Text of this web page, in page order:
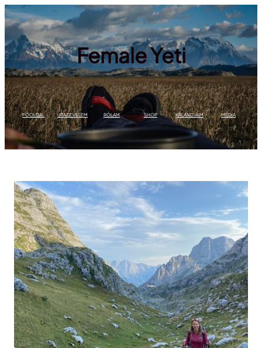
Ugrás
a
tartalomhoz
Female Yeti
FŐOLDAL UTAZZ VELEM RÓLAM SHOP KALANDJAIM MÉDIA